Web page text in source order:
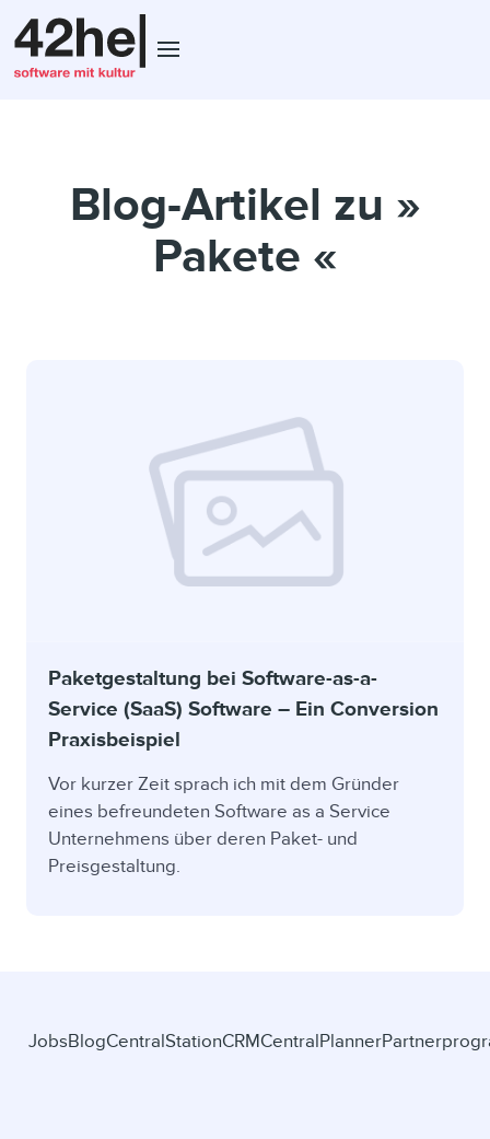
Blog-Artikel zu »
Pakete «
Paketgestaltung bei Software-as-a-
Service (SaaS) Software – Ein Conversion
Praxisbeispiel
Vor kurzer Zeit sprach ich mit dem Gründer
eines befreundeten Software as a Service
Unternehmens über deren Paket- und
Preisgestaltung.
JobsBlogCentralStationCRMCentralPlanner